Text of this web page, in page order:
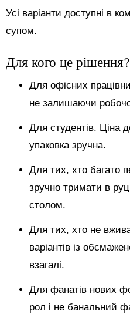
Усі варіанти доступні в
супом.
Для кого це рішення?
Для офісних
не залишаючи
Для студентів. Ціна
упаковка зручна.
Для тих, хто багато
зручно тримати в
столом.
Для тих, хто не
варіантів із
взагалі.
Для фанатів нових
рол і не банальний